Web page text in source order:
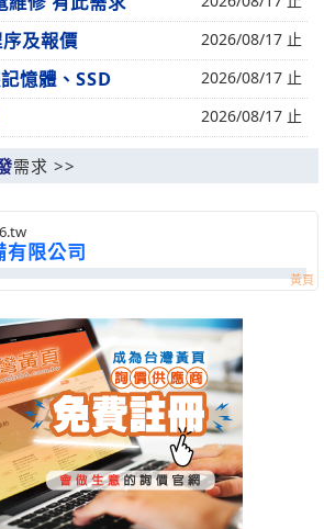
及報價 2026/08/17 止
憶體、SSD 2026/08/17 止
2026/08/17 止
需求 >>
有限公司